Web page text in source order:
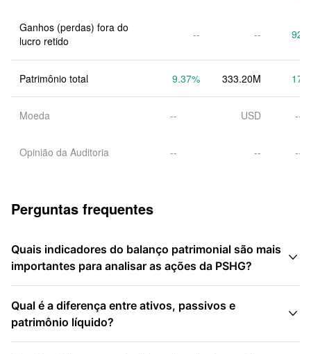
Ganhos (perdas) fora do
lucro retido
-- --
Patrimônio total 9.37% 333.20M
Moeda -- USD --
Opinião da Auditoria -- -- --
Perguntas frequentes
Quais indicadores do balanço patrimonial são mais
importantes para analisar as ações da PSHG?

Qual é a diferença entre ativos, passivos e
patrimônio líquido?
